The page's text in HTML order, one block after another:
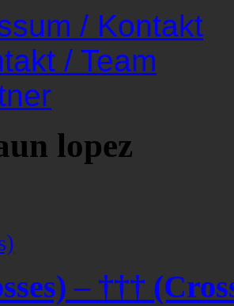
/ Kontakt
/ Team
lopez
– †††